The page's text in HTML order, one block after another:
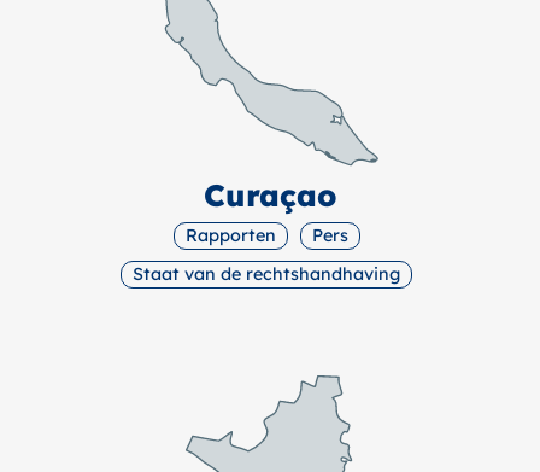
Curaçao
Rapporten
Pers
Staat van de rechtshandhaving